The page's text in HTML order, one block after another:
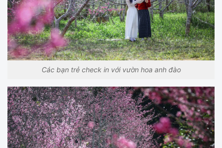
Các bạn trẻ check in với vườn hoa anh đào